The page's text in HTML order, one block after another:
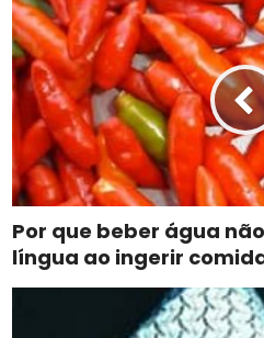
Por que beber água
língua ao ingerir